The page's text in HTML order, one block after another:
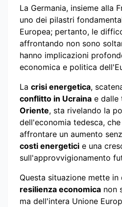
La Germania, insieme alla
uno dei pilastri
Europea; pertanto, le
affrontando non sono
hanno implicazioni
economica e politica
La crisi energetica,
conflitto in Ucraina e dalle
Oriente, sta rivelando la
dell'economia tedesca,
affrontare un aumento
costi energetici e una
sull'approvvigionamento
Questa situazione mette in
resilienza economica non
ma dell'intera Unione